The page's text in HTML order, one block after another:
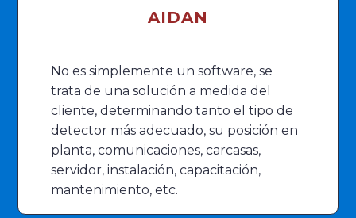
AIDAN
No es simplemente un software, se
trata de una solución a medida del
cliente, determinando tanto el tipo de
detector más adecuado, su posición en
planta, comunicaciones, carcasas,
servidor, instalación, capacitación,
mantenimiento, etc.